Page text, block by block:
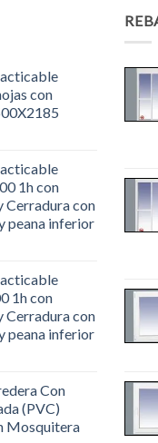
con
1h con
Cerradura con
peana inferior
1h con
Cerradura con
peana inferior
Con
(PVC)
Mosquitera